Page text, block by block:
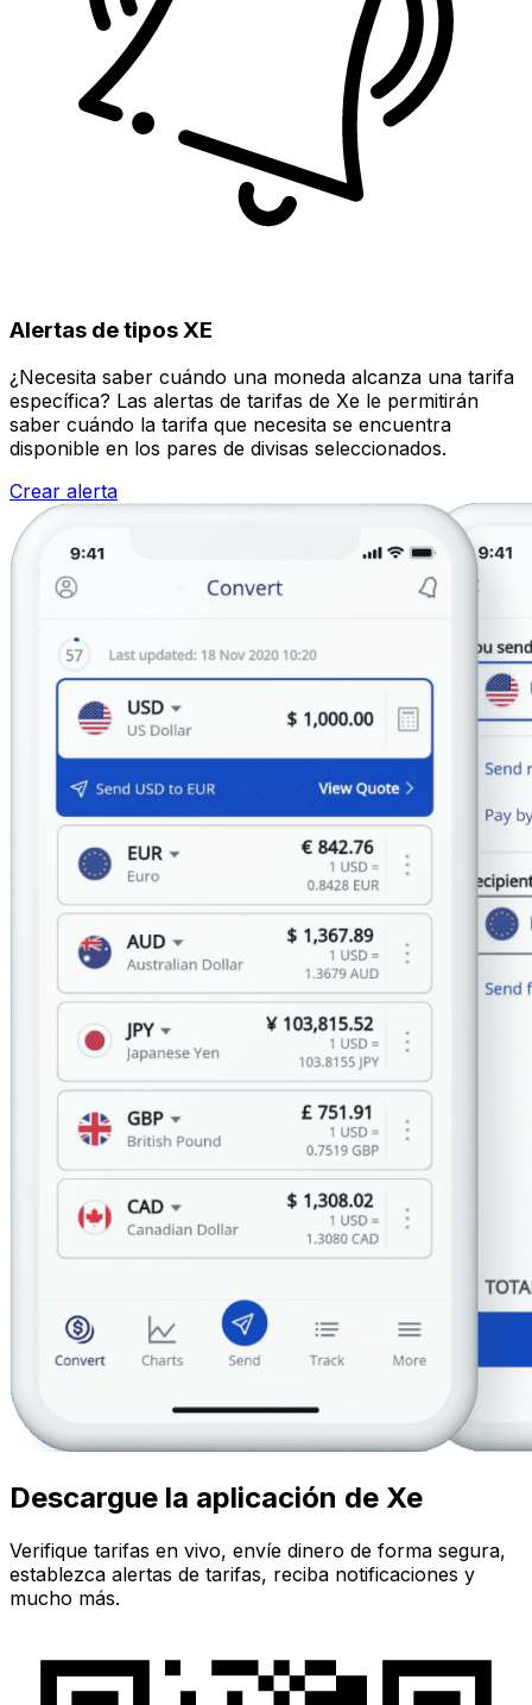
Alertas de tipos XE
¿Necesita saber cuándo una moneda alcanza una tarifa
específica? Las alertas de tarifas de Xe le permitirán
saber cuándo la tarifa que necesita se encuentra
disponible en los pares de divisas seleccionados.
Crear alerta
Descargue la aplicación de Xe
Verifique tarifas en vivo, envíe dinero de forma segura,
establezca alertas de tarifas, reciba notificaciones y
mucho más.